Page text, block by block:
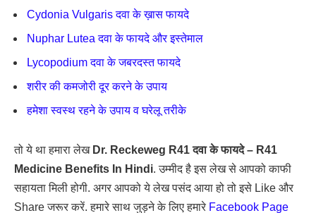
Cydonia Vulgaris दवा के ख़ास फायदे
Nuphar Lutea दवा के फायदे और इस्तेमाल
Lycopodium दवा के जबरदस्त फायदे
शरीर की कमजोरी दूर करने के उपाय
हमेशा स्वस्थ रहने के उपाय व घरेलू तरीके
तो ये था हमारा लेख Dr. Reckeweg R41 दवा के फायदे – R41
Medicine Benefits In Hindi. उम्मीद है इस लेख से आपको काफी
सहायता मिली होगी. अगर आपको ये लेख पसंद आया हो तो इसे Like और
Share जरूर करें. हमारे साथ जुड़ने के लिए हमारे Facebook Page